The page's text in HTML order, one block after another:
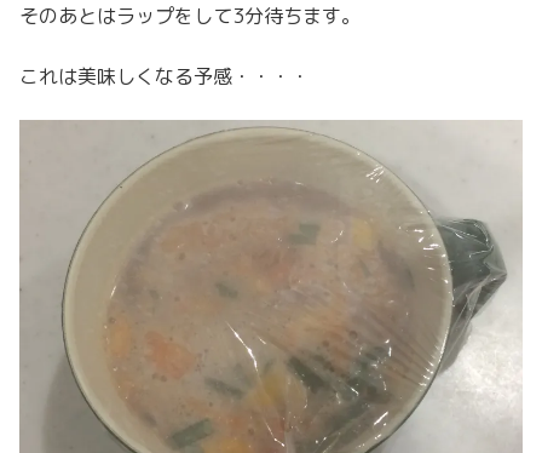
そのあとはラップをして3分待ちます。
これは美味しくなる予感・・・・